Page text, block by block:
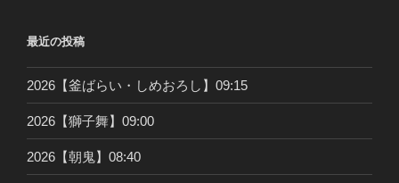
最近の投稿
2026【釜ばらい・しめおろし】09:15
2026【獅子舞】09:00
2026【朝鬼】08:40